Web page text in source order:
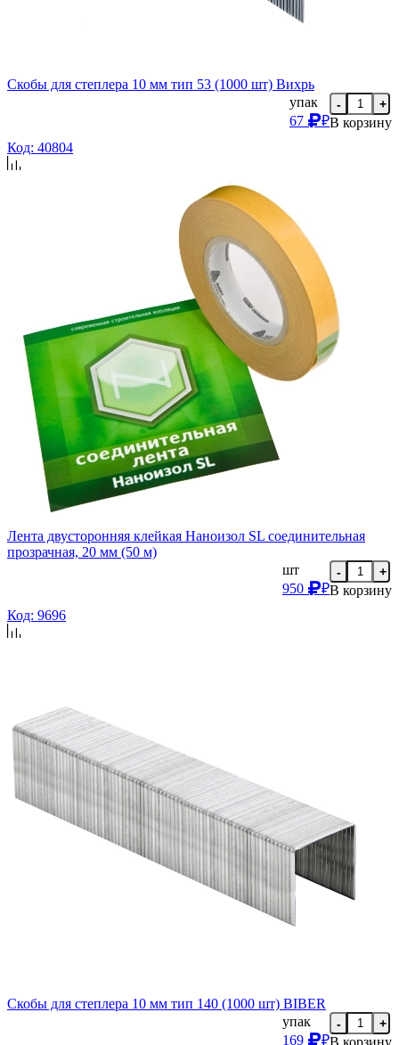
Скобы для степлера 10 мм тип 53 (1000 шт) Вихрь
упак
67
₽
- +
В корзину
Код: 40804
Лента двусторонняя клейкая Наноизол SL соединительная
прозрачная, 20 мм (50 м)
шт
950
₽
- +
В корзину
Код: 9696
Скобы для степлера 10 мм тип 140 (1000 шт) BIBER
упак
169
₽
- +